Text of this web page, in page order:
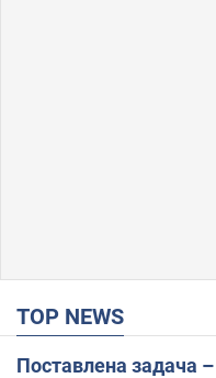
TOP NEWS
Поставлена задача